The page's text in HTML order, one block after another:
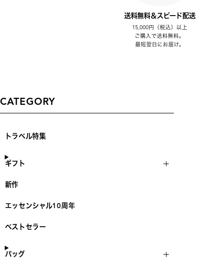
送料無料＆スピード配送
15,000円（税込）以上
ご購入で送料無料。
最短翌日にお届け。
CATEGORY
トラベル特集
ギフト
新作
エッセンシャル10周年
ベストセラー
バッグ